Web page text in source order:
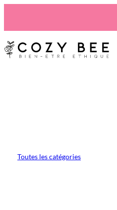
Toutes les catégories